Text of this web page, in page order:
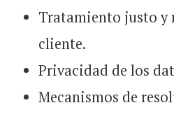
Tratamiento justo y
cliente.
Privacidad de los
Mecanismos de